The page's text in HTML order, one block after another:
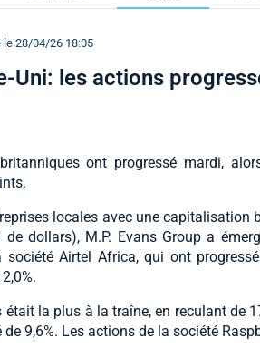
28/04/26 18:05
Uni: les actions
ont progressé mardi,
locales avec une
de dollars), M.P. Evans Group a
Airtel Africa, qui ont
était la plus à la traîne, en reculant de
9,6%. Les actions de la société